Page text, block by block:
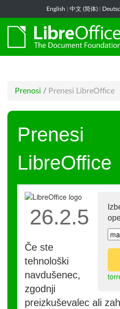
English 中文 (简体)
Prenosi / Prenesi LibreOffice
Prenesi
LibreOffice
26.2.5
Če ste
tehnološki
navdušenec,
zgodnji
preizkuševalec ali